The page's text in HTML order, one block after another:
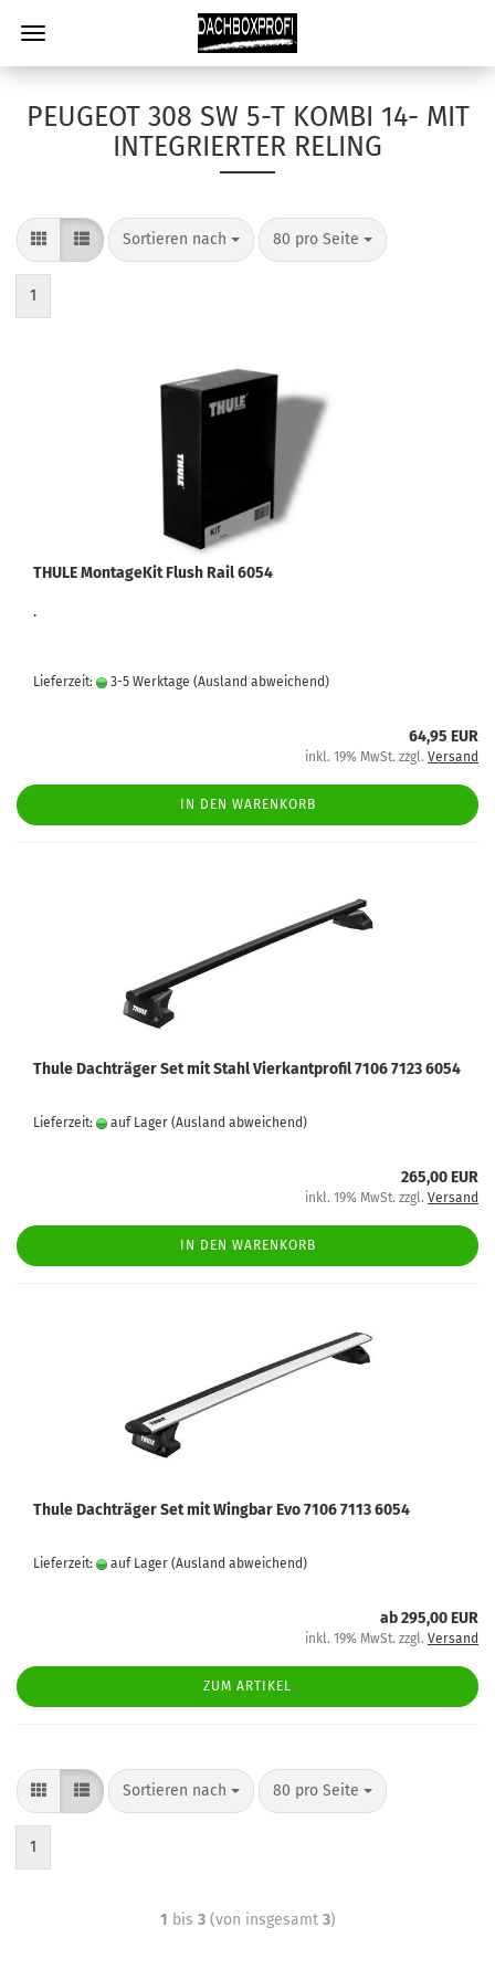
PEUGEOT 308 SW 5-T KOMBI 14- MIT
INTEGRIERTER RELING
Sortieren nach 80 pro Seite
1
THULE MontageKit Flush Rail 6054
.
Lieferzeit: 3-5 Werktage (Ausland abweichend)
64,95 EUR
inkl. 19% MwSt. zzgl. Versand
IN DEN WARENKORB
Thule Dachträger Set mit Stahl Vierkantprofil 7106 7123 6054
Lieferzeit: auf Lager (Ausland abweichend)
265,00 EUR
inkl. 19% MwSt. zzgl. Versand
IN DEN WARENKORB
Thule Dachträger Set mit Wingbar Evo 7106 7113 6054
Lieferzeit: auf Lager (Ausland abweichend)
ab 295,00 EUR
inkl. 19% MwSt. zzgl. Versand
ZUM ARTIKEL
Sortieren nach 80 pro Seite
1
1 bis 3(von insgesamt 3)